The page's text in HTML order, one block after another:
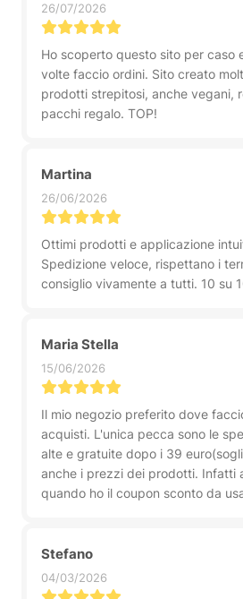
26/07/2026
Ho scoperto questo sito per caso
volte faccio ordini. Sito creato
prodotti strepitosi, anche vegani,
pacchi regalo. TOP!
Martina
26/06/2026
Ottimi prodotti e applicazione
Spedizione veloce, rispettano i
consiglio vivamente a tutti. 10 su
Maria Stella
15/06/2026
Il mio negozio preferito dove
acquisti. L'unica pecca sono le
alte e gratuite dopo i 39
anche i prezzi dei prodotti. Infatti
quando ho il coupon sconto da
Stefano
04/03/2026